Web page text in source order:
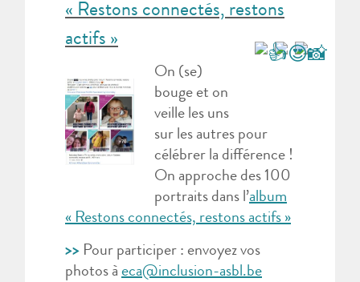
« Restons connectés, restons
actifs »
On (se)
bouge et on
veille les uns
sur les autres pour
célébrer la différence !
On approche des 100
portraits dans l’album
« Restons connectés, restons actifs »
>> Pour participer : envoyez vos
photos à eca@inclusion-asbl.be